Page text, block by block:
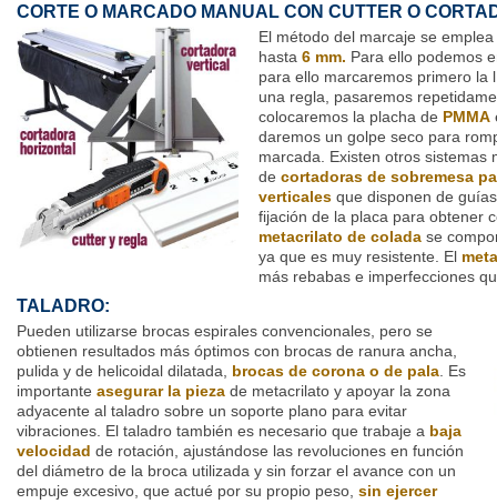
CORTE O MARCADO MANUAL CON CUTTER O
El método del marcaje se
hasta 6 mm. Para ello podemos
para ello marcaremos primero la
una regla, pasaremos
colocaremos la placha de PMMA
daremos un golpe seco para
marcada. Existen otros sistemas
de cortadoras de sobremesa
verticalesque disponen de
fijación de la placa para obtener
metacrilato de coladase
ya que es muy resistente. El
más rebabas e imperfecciones
TALADRO:
Pueden utilizarse brocas espirales convencionales, pero se
obtienen resultados más óptimos con brocas de ranura ancha,
pulida y de helicoidal dilatada, brocas de corona o de pala . Es
importante asegurar la pieza de metacrilato y apoyar la zona
adyacente al taladro sobre un soporte plano para evitar
vibraciones. El taladro también es necesario que trabaje a baja
velocidad de rotación, ajustándose las revoluciones en función
del diámetro de la broca utilizada y sin forzar el avance con un
empuje excesivo, que actué por su propio peso, sin ejercer